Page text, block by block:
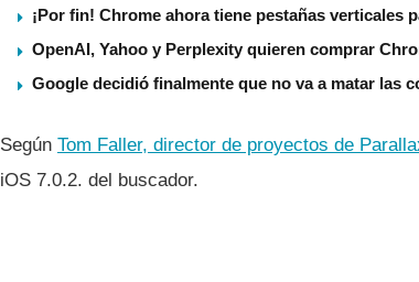
¡Por fin! Chrome ahora tiene pestañas verticales
OpenAI, Yahoo y Perplexity quieren comprar
Google decidió finalmente que no va a matar las
Según Tom Faller, director de proyectos de
iOS 7.0.2. del buscador.